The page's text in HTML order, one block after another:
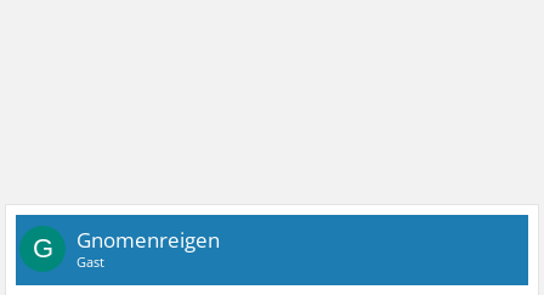
G Gnomenreigen
Gast